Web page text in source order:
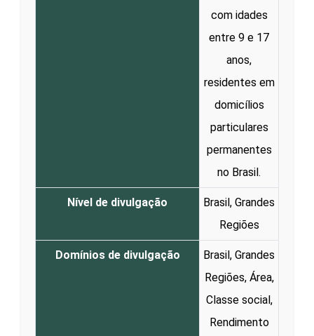
com idades
entre 9 e 17
anos,
residentes em
domicílios
particulares
permanentes
no Brasil.
Nível de divulgação
Brasil, Grandes
Regiões
Domínios de divulgação
Brasil, Grandes
Regiões, Área,
Classe social,
Rendimento